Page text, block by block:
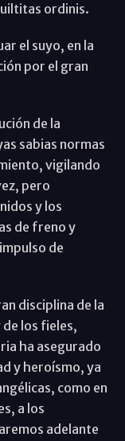
ordinis.
el suyo, en la
por el gran
de la
sabias normas
vigilando
pero
y los
de freno y
de
disciplina de la
de los fieles,
ha asegurado
y heroísmo, ya
como en
a los
adelante